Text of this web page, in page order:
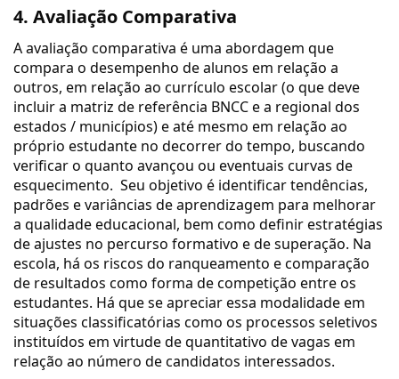
4. Avaliação Comparativa
A avaliação comparativa é uma abordagem que
compara o desempenho de alunos em relação a
outros, em relação ao currículo escolar (o que deve
incluir a matriz de referência BNCC e a regional dos
estados / municípios) e até mesmo em relação ao
próprio estudante no decorrer do tempo, buscando
verificar o quanto avançou ou eventuais curvas de
esquecimento. Seu objetivo é identificar tendências,
padrões e variâncias de aprendizagem para melhorar
a qualidade educacional, bem como definir estratégias
de ajustes no percurso formativo e de superação. Na
escola, há os riscos do ranqueamento e comparação
de resultados como forma de competição entre os
estudantes. Há que se apreciar essa modalidade em
situações classificatórias como os processos seletivos
instituídos em virtude de quantitativo de vagas em
relação ao número de candidatos interessados.